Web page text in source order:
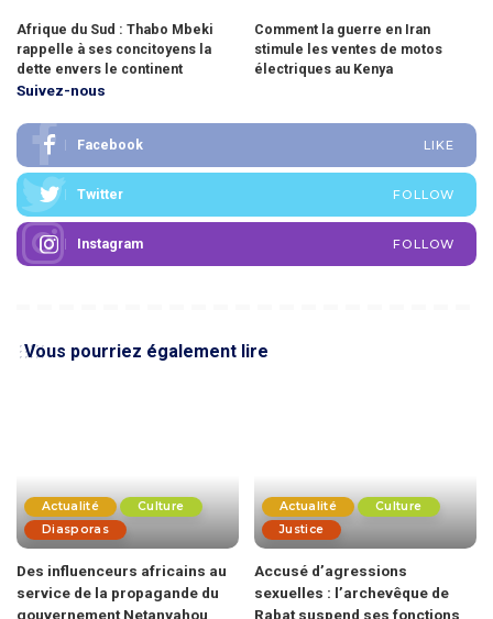
Afrique du Sud : Thabo Mbeki
rappelle à ses concitoyens la
dette envers le continent
Comment la guerre en Iran
stimule les ventes de motos
électriques au Kenya
Suivez-nous
Facebook LIKE
Twitter FOLLOW
Instagram FOLLOW
Vous pourriez également lire
Actualité
Culture
Diasporas
Des influenceurs africains au
service de la propagande du
gouvernement Netanyahou
Actualité
Culture
Justice
Accusé d’agressions
sexuelles : l’archevêque de
Rabat suspend ses fonctions